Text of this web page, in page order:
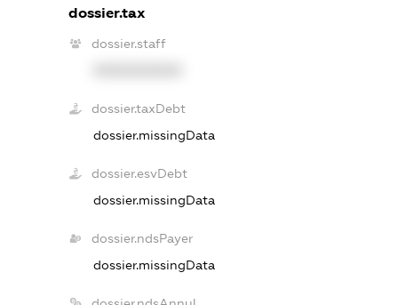
dossier.tax
dossier.staff
dossier.taxDebt
dossier.missingData
dossier.esvDebt
dossier.missingData
dossier.ndsPayer
dossier.missingData